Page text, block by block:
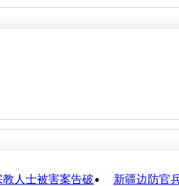
人士被害案告破
新疆边防官